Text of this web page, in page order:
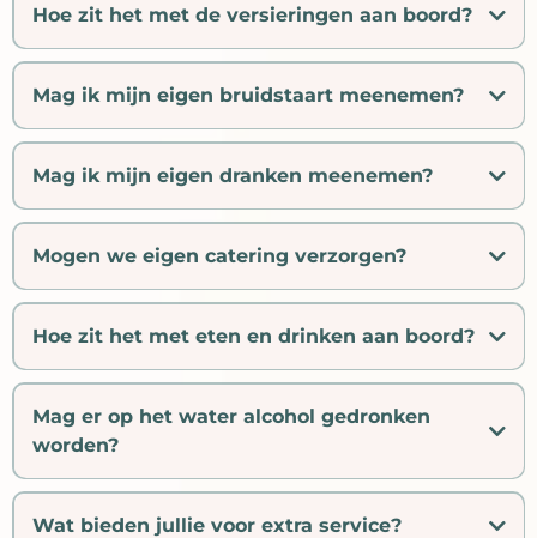
Hoe zit het met de versieringen aan boord?
Niet ieder schip heeft standaard versieringen
klaarliggen. Zeilschip Bounty heeft wat witte basis
versieringen aan boord. Wilt u het schip zelf of laten
versieren? Dit is in overleg mogelijk.
Het gebruik van punaises of plakband zijn op schepen
niet toegestaan. Alle versieringen dienen brandveilig
met touwtjes of niet plak baar te bevestigingen zonder
het houtwerk te beschadigen. Voor professionele
versieringen wat past bij uw thema hebben wij ook
verschillende partners waar mee wij u in contact kunnen
brengen.
Mag ik mijn eigen bruidstaart meenemen?
Mag ik mijn eigen dranken meenemen?
Mogen we eigen catering verzorgen?
Hoe zit het met eten en drinken aan boord?
Mag er op het water alcohol gedronken
worden?
Wat bieden jullie voor extra service?